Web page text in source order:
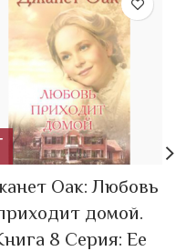
Оак: Любовь
домой.
8 Серия: Ее